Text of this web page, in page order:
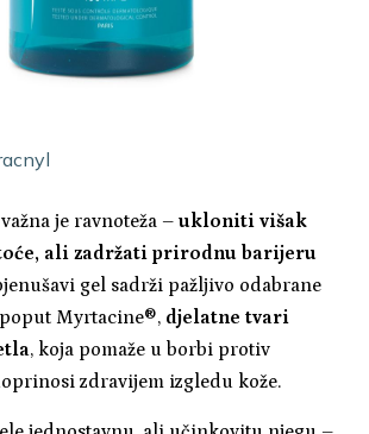
je ravnoteža –ukloniti višak
ali zadržati prirodnu barijeru
gel sadrži pažljivo odabrane
Myrtacine®, djelatne tvari
, koja pomaže u borbi protiv
zdravijem izgledu kože.